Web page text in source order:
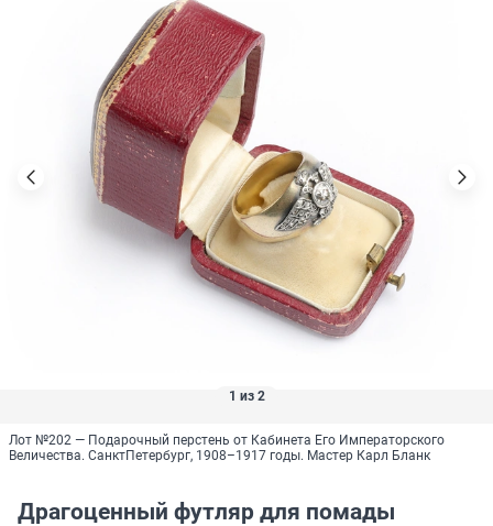
1 из 2
Лот №202 — Подарочный перстень от Кабинета Его Императорского
Величества. СанктПетербург, 1908–1917 годы. Мастер Карл Бланк
Драгоценный футляр для помады